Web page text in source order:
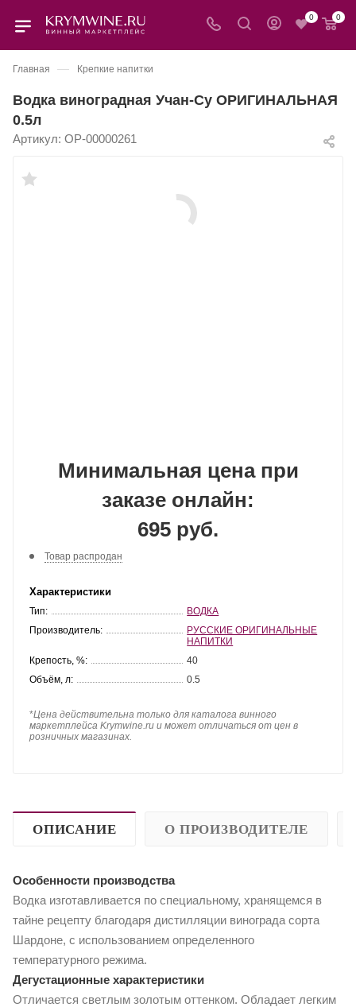
0 0
Главная — Крепкие напитки
Водка виноградная Учан-Су ОРИГИНАЛЬНАЯ
0.5л
Артикул: OP-00000261
Минимальная цена при
заказе онлайн:
695 руб.
Товар распродан
Характеристики
Тип:
ВОДКА
Производитель:
РУССКИЕ ОРИГИНАЛЬНЫЕ
НАПИТКИ
Крепость, %:
40
Объём, л:
0.5
*Цена действительна только для каталога винного
маркетплейса Krymwine.ru и может отличаться от цен в
розничных магазинах.
ОПИСАНИЕ О ПРОИЗВОДИТЕЛЕ
Особенности производства
Водка изготавливается по специальному, хранящемся в
тайне рецепту благодаря дистилляции винограда сорта
Шардоне, с использованием определенного
температурного режима.
Дегустационные характеристики
Отличается светлым золотым оттенком. Обладает легким